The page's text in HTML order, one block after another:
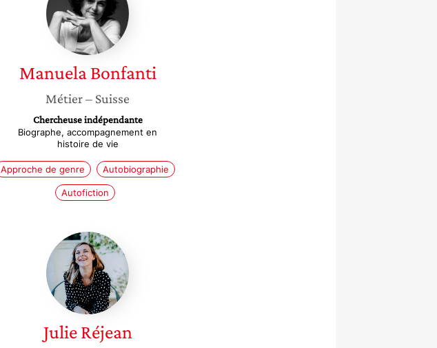
Manuela Bonfanti
Métier– Suisse
Chercheuse indépendante
Biographe, accompagnement en
histoire de vie
Approche de genre Autobiographie
Autofiction
Julie
Réjean
Julie Réjean